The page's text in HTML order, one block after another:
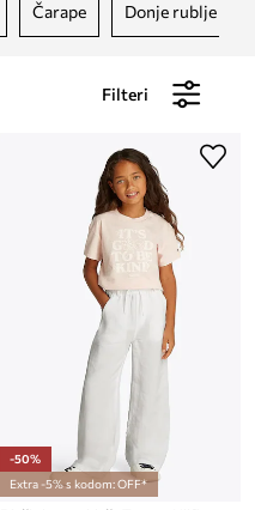
čarape donje rublje
Filteri
-50%
Extra -5% s kodom: OFF*